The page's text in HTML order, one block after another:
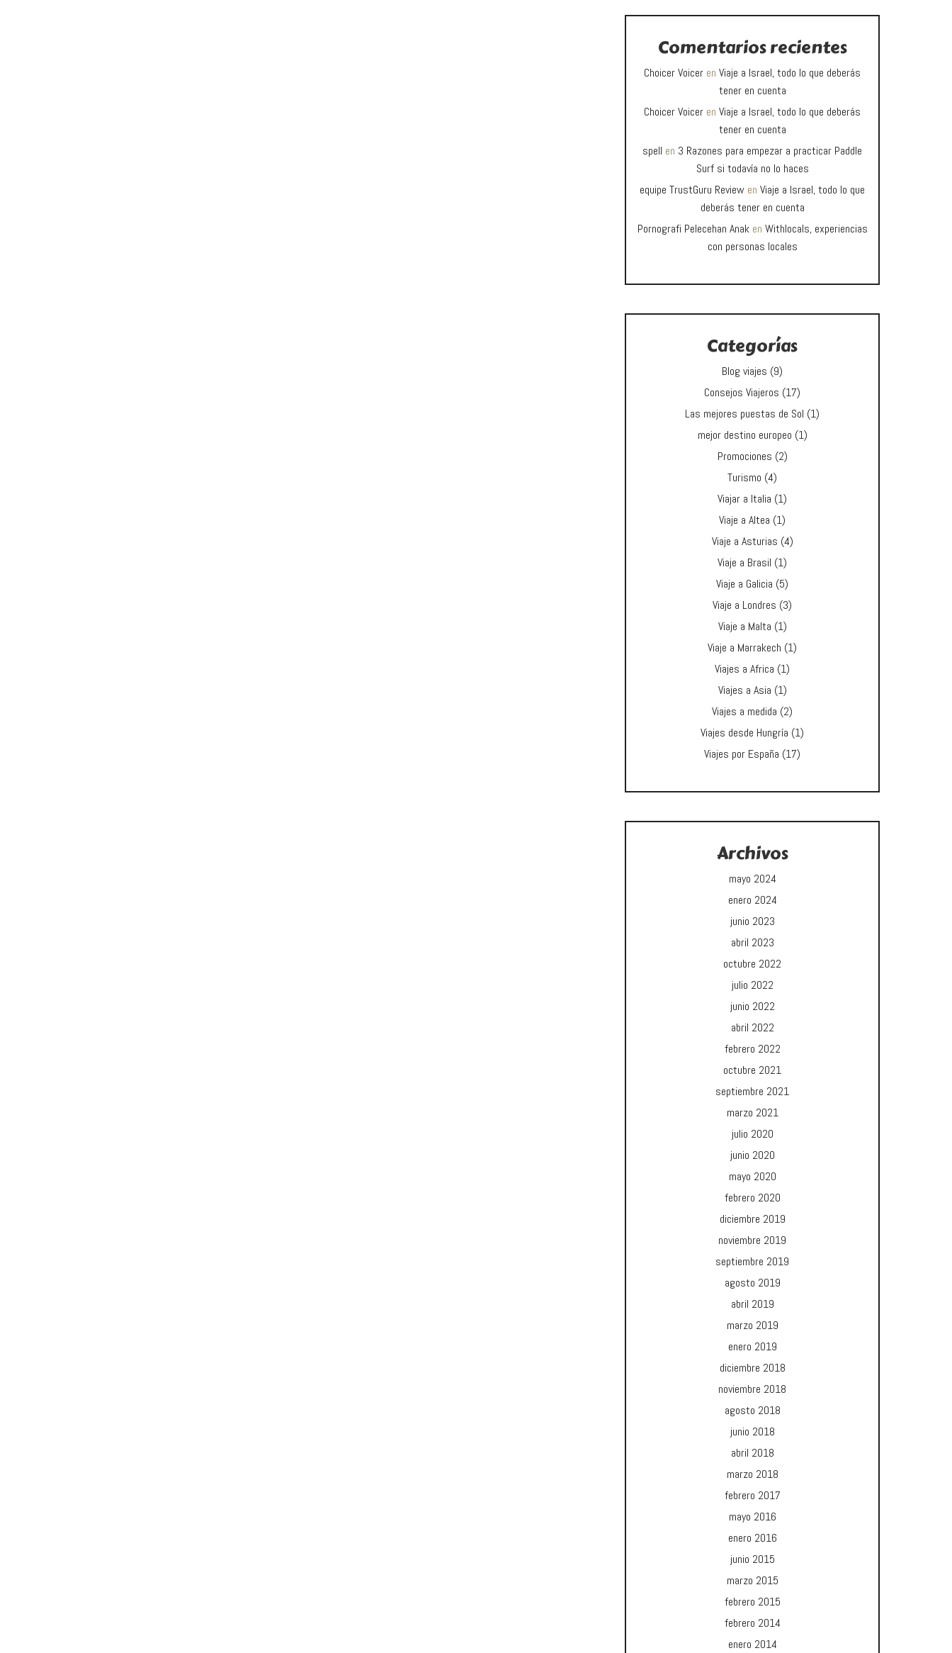
Comentarios recientes
Choicer Voicer en Viaje a Israel, todo lo que deberás
tener en cuenta
Choicer Voicer en Viaje a Israel, todo lo que deberás
tener en cuenta
spell en 3 Razones para empezar a practicar Paddle
Surf si todavía no lo haces
equipe TrustGuru Review en Viaje a Israel, todo lo que
deberás tener en cuenta
Pornografi Pelecehan Anaken Withlocals, experiencias
con personas locales
Categorías
Blog viajes (9)
Consejos Viajeros (17)
Las mejores puestas de Sol (1)
mejor destino europeo (1)
Promociones (2)
Turismo (4)
Viajar a Italia (1)
Viaje a Altea (1)
Viaje a Asturias (4)
Viaje a Brasil (1)
Viaje a Galicia (5)
Viaje a Londres (3)
Viaje a Malta (1)
Viaje a Marrakech (1)
Viajes a Africa (1)
Viajes a Asia (1)
Viajes a medida (2)
Viajes desde Hungría (1)
Viajes por España (17)
Archivos
mayo 2024
enero 2024
junio 2023
abril 2023
octubre 2022
julio 2022
junio 2022
abril 2022
febrero 2022
octubre 2021
septiembre 2021
marzo 2021
julio 2020
junio 2020
mayo 2020
febrero 2020
diciembre 2019
noviembre 2019
septiembre 2019
agosto 2019
abril 2019
marzo 2019
enero 2019
diciembre 2018
noviembre 2018
agosto 2018
junio 2018
abril 2018
marzo 2018
febrero 2017
mayo 2016
enero 2016
junio 2015
marzo 2015
febrero 2015
febrero 2014
enero 2014